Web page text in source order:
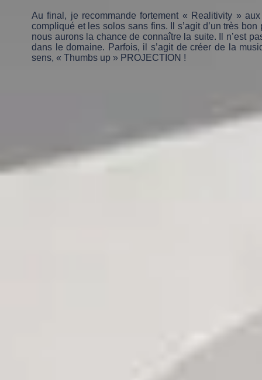
Au final, je recommande fortement « Realitivity »
compliqué et les solos sans fins. Il s’agit d’un très
nous aurons la chance de connaître la suite. Il n’est
dans le domaine. Parfois, il s’agit de créer de la
sens, « Thumbs up » PROJECTION !